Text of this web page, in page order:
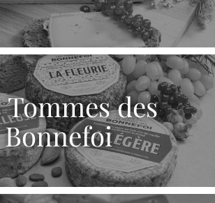
Tommes des
Bonnefoi